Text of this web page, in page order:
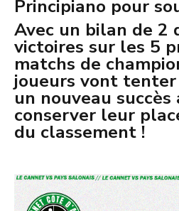
Principiano pour
Avec un bilan de 2
victoires sur les 5
matchs de
joueurs vont
un nouveau succès
conserver leur
du classement !